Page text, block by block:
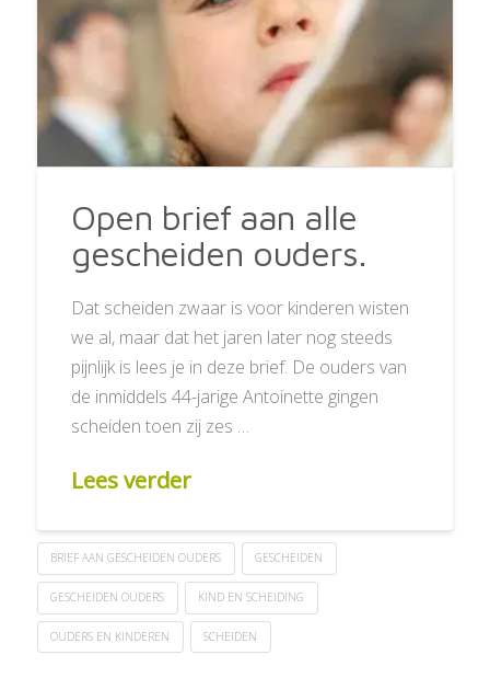
Open brief aan alle
gescheiden ouders.
Dat scheiden zwaar is voor kinderen wisten
we al, maar dat het jaren later nog steeds
pijnlijk is lees je in deze brief. De ouders van
de inmiddels 44-jarige Antoinette gingen
scheiden toen zij zes …
Lees verder
BRIEF AAN GESCHEIDEN OUDERS GESCHEIDEN
GESCHEIDEN OUDERS KIND EN SCHEIDING
OUDERS EN KINDEREN SCHEIDEN